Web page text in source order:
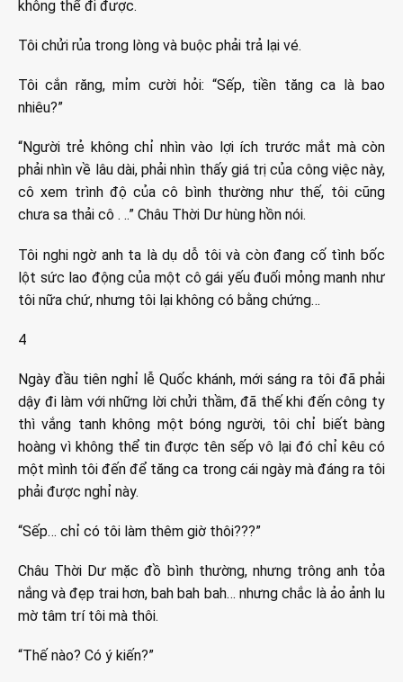
không thể đi được.
Tôi chửi rủa trong lòng và buộc phải trả lại vé.
Tôi cắn răng, mỉm cười hỏi: “Sếp, tiền tăng ca là bao
nhiêu?”
“Người trẻ không chỉ nhìn vào lợi ích trước mắt mà còn
phải nhìn về lâu dài, phải nhìn thấy giá trị của công việc này,
cô xem trình độ của cô bình thường như thế, tôi cũng
chưa sa thải cô . ..” Châu Thời Dư hùng hồn nói.
Tôi nghi ngờ anh ta là dụ dỗ tôi và còn đang cố tình bốc
lột sức lao động của một cô gái yếu đuối mỏng manh như
tôi nữa chứ, nhưng tôi lại không có bằng chứng…
4
Ngày đầu tiên nghỉ lễ Quốc khánh, mới sáng ra tôi đã phải
dậy đi làm với những lời chửi thầm, đã thế khi đến công ty
thì vắng tanh không một bóng người, tôi chỉ biết bàng
hoàng vì không thể tin được tên sếp vô lại đó chỉ kêu có
một mình tôi đến để tăng ca trong cái ngày mà đáng ra tôi
phải được nghỉ này.
“Sếp… chỉ có tôi làm thêm giờ thôi???”
Châu Thời Dư mặc đồ bình thường, nhưng trông anh tỏa
nắng và đẹp trai hơn, bah bah bah… nhưng chắc là ảo ảnh lu
mờ tâm trí tôi mà thôi.
“Thế nào? Có ý kiến?”